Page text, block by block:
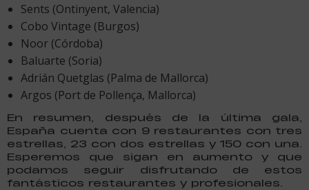
Sents (Ontinyent, Valencia)
Cobo Vintage (Burgos)
Noor (Córdoba)
Baluarte (Soria)
Adrián Quetglas (Palma de Mallorca)
Argos (Port de Pollença, Mallorca)
En resumen, después de la última gala,
España cuenta con 9 restaurantes con tres
estrellas, 23 con dos estrellas y 150 con una.
Esperemos que sigan en aumento y que
podamos seguir disfrutando de estos
fantásticos restaurantes y profesionales.